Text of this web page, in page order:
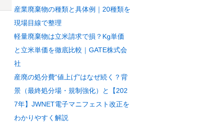
産業廃棄物の種類と具体例｜20種類を
現場目線で整理
軽量廃棄物は立米請求で損？Kg単価
と立米単価を徹底比較｜GATE株式会
社
産廃の処分費“値上げ”はなぜ続く？背
景（最終処分場・規制強化）と【202
7年】JWNET電子マニフェスト改正を
わかりやすく解説